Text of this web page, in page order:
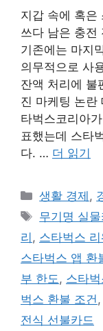
지갑 속에 혹은
쓰다 남은 충전
기존에는 마지
의무적으로 사
잔액 처리에 불
진 마케팅 논란
타벅스코리아
표했는데 스타
다. … 더 읽기
카
테
고
리
생활 경제 ,
태
그
무기명 실물
리 , 스타벅스
스타벅스 앱 환
부 한도 , 스타
벅스 환불 조건 ,
전식 선불카드